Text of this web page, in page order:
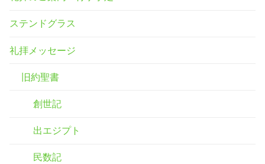
ステンドグラス
礼拝メッセージ
旧約聖書
創世記
出エジプト
民数記